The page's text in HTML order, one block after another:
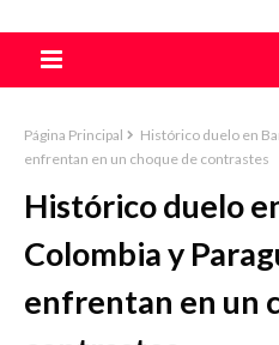
Página Principal
Histórico duelo en
enfrentan en un choque de contrastes
Histórico duelo
Colombia y
enfrentan en un